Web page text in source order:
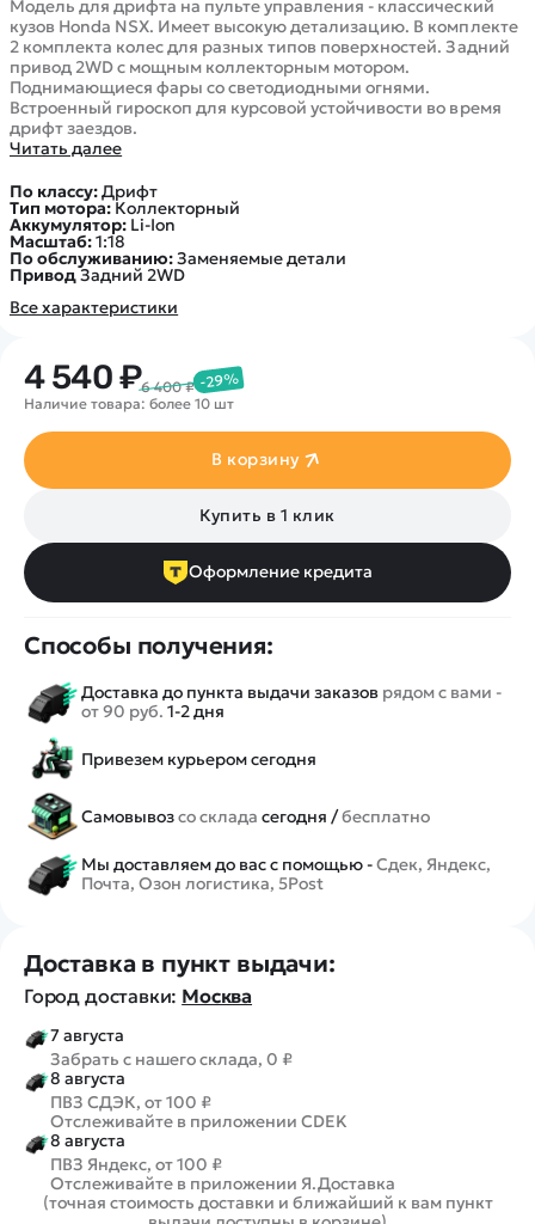
Модель для дрифта на пульте управления - классический
кузов Honda NSX. Имеет высокую детализацию. В комплекте
2 комплекта колес для разных типов поверхностей. Задний
привод 2WD с мощным коллекторным мотором.
Поднимающиеся фары со светодиодными огнями.
Встроенный гироскоп для курсовой устойчивости во время
дрифт заездов.
Читать далее
По классу:Дрифт
Тип мотора:Коллекторный
Аккумулятор: Li-Ion
Масштаб:1:18
По обслуживанию:Заменяемые детали
ПриводЗадний 2WD
Все характеристики
4 540 ₽6 400 ₽ -29%
Наличие товара: более 10 шт
В корзину
Купить в 1 клик
Оформление кредита
Способы получения:
Доставка до пункта выдачи заказов рядом с вами -
от 90 руб. 1-2 дня
Привезем курьером сегодня
Самовывозсо склада сегодня /бесплатно
Мы доставляем до вас с помощью -Сдек, Яндекс,
Почта, Озон логистика, 5Post
Доставка в пункт выдачи:
Город доставки: Москва
7 августа
Забрать с нашего склада, 0 ₽
8 августа
ПВЗ СДЭК, от 100 ₽
Отслеживайте в приложении CDEK
8 августа
ПВЗ Яндекс, от 100 ₽
Отслеживайте в приложении Я.Доставка
(точная стоимость доставки и ближайший к вам пункт